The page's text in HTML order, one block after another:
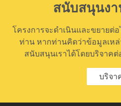
สนับสนุนงา
โครงการจะดำเนินและขยายต่
ท่าน หากท่านคิดว่าข้อมูลเห
สนับสนุนเราได้โดยบริจาคต่
บริจา